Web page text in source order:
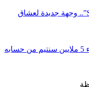
افتتاح مطعم “SANTORINI FISH”.. وجهة جديدة لعشاق
عامل توصيل بطنجة يشتكي اختفاء 5 ملايين سنتيم من حسابه